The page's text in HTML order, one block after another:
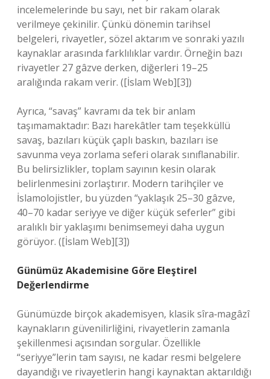
incelemelerinde bu sayı, net bir rakam olarak
verilmeye çekinilir. Çünkü dönemin tarihsel
belgeleri, rivayetler, sözel aktarım ve sonraki yazılı
kaynaklar arasında farklılıklar vardır. Örneğin bazı
rivayetler 27 gâzve derken, diğerleri 19–25
aralığında rakam verir. ([İslam Web][3])
Ayrıca, “savaş” kavramı da tek bir anlam
taşımamaktadır: Bazı harekâtler tam teşekküllü
savaş, bazıları küçük çaplı baskın, bazıları ise
savunma veya zorlama seferi olarak sınıflanabilir.
Bu belirsizlikler, toplam sayının kesin olarak
belirlenmesini zorlaştırır. Modern tarihçiler ve
İslamolojistler, bu yüzden “yaklaşık 25–30 gâzve,
40–70 kadar seriyye ve diğer küçük seferler” gibi
aralıklı bir yaklaşımı benimsemeyi daha uygun
görüyor. ([İslam Web][3])
Günümüz Akademisine Göre Eleştirel
Değerlendirme
Günümüzde birçok akademisyen, klasik sîra‑magâzî
kaynakların güvenilirliğini, rivayetlerin zamanla
şekillenmesi açısından sorgular. Özellikle
“seriyye”lerin tam sayısı, ne kadar resmi belgelere
dayandığı ve rivayetlerin hangi kaynaktan aktarıldığı